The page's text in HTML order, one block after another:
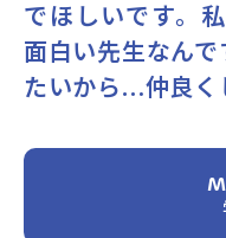
よくあるご質問
でほしいです。
面白い先生なん
たいから…仲良く